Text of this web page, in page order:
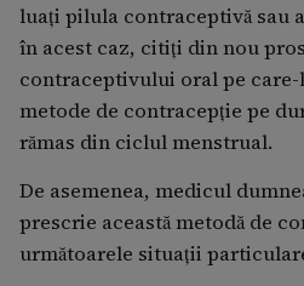
luaţi pilula contraceptivă sau
în acest caz, citiţi din nou
contraceptivului oral pe care-
metode de contracepţie pe
rămas din ciclul menstrual.
De asemenea, medicul
prescrie această metodă de
următoarele situaţii